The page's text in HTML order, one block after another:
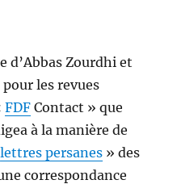
d’Abbas Zourdhi et
pour les revues
FDF Contact » que
à la manière de
lettres persanes » des
correspondance